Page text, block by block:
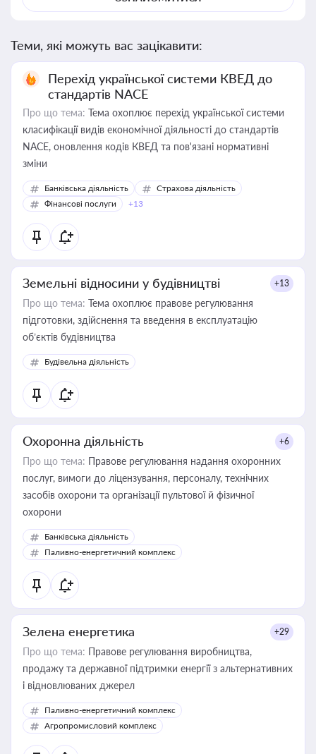
Теми, які можуть вас зацікавити:
Перехід української системи КВЕД до
стандартів NACE
Про що тема: Тема охоплює перехід української системи
класифікації видів економічної діяльності до стандартів
NACE, оновлення кодів КВЕД та пов'язані нормативні
зміни
Банківська діяльність
Страхова діяльність
Фінансові послуги
+13
Земельні відносини у будівництві +13
Про що тема: Тема охоплює правове регулювання
підготовки, здійснення та введення в експлуатацію
об’єктів будівництва
Будівельна діяльність
Охоронна діяльність +6
Про що тема: Правове регулювання надання охоронних
послуг, вимоги до ліцензування, персоналу, технічних
засобів охорони та організації пультової й фізичної
охорони
Банківська діяльність
Паливно-енергетичний комплекс
Зелена енергетика +29
Про що тема: Правове регулювання виробництва,
продажу та державної підтримки енергії з альтернативних
і відновлюваних джерел
Паливно-енергетичний комплекс
Агропромисловий комплекс